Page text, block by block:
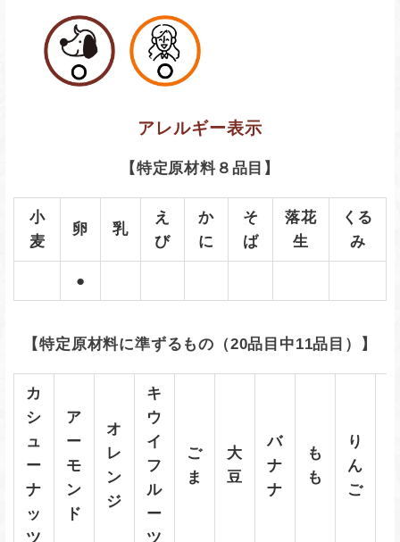
アレルギー表示
【特定原材料８品目】
小
麦
卵 乳
え
び
か
に
そ
ば
落花
生
くる
み
●
【特定原材料に準ずるもの（20品目中11品目）】
カ
シ
ュ
ー
ナ
ッ
ツ
ア
ー
モ
ン
ド
オ
レ
ン
ジ
キ
ウ
イ
フ
ル
ー
ツ
ご
ま
大
豆
バ
ナ
ナ
も
も
り
ん
ご